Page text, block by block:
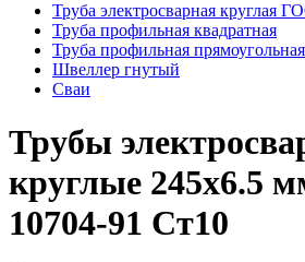
Труба электросварная круглая
Труба профильная квадратная
Труба профильная прямоугольная
Швеллер гнутый
Сваи
Трубы
круглые 245x6.5
10704-91 Ст10